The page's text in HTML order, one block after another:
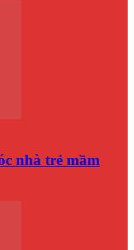
nhà trẻ mầm